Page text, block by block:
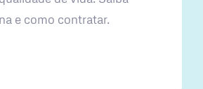
e como contratar.